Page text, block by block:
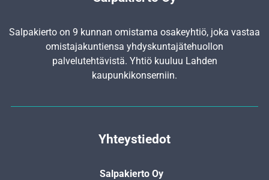
Salpakierto on 9 kunnan omistama osakeyhtiö, joka vastaa
omistajakuntiensa yhdyskunta­jätehuollon
palvelutehtävistä. Yhtiö kuuluu Lahden
kaupunkikonserniin.
Yhteystiedot
Salpakierto Oy